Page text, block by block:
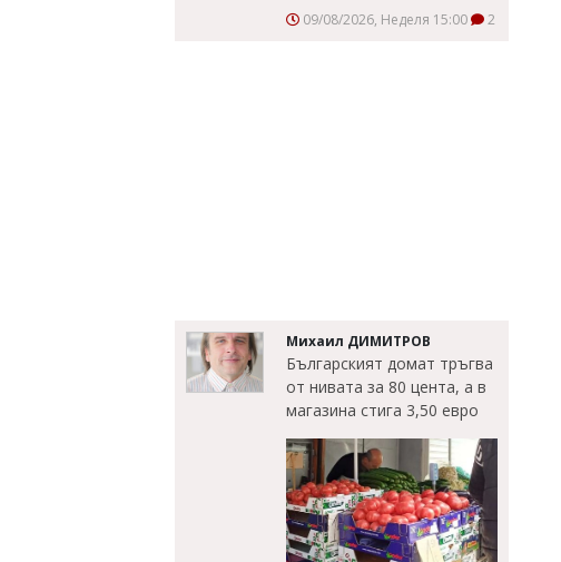
09/08/2026, Неделя 15:00 2
Михаил ДИМИТРОВ
Българският домат тръгва
от нивата за 80 цента, а в
магазина стига 3,50 евро